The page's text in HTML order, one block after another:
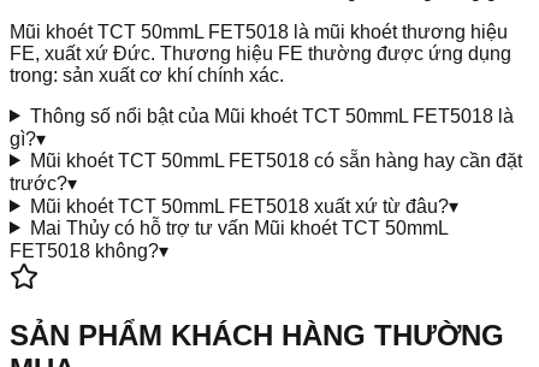
Mũi khoét TCT 50mmL FET5018 là mũi khoét thương hiệu
FE, xuất xứ Đức. Thương hiệu FE thường được ứng dụng
trong: sản xuất cơ khí chính xác.
Thông số nổi bật của Mũi khoét TCT 50mmL FET5018 là
gì?▾
Mũi khoét TCT 50mmL FET5018 có sẵn hàng hay cần đặt
trước?▾
Mũi khoét TCT 50mmL FET5018 xuất xứ từ đâu?▾
Mai Thủy có hỗ trợ tư vấn Mũi khoét TCT 50mmL
FET5018 không?▾
SẢN PHẨM KHÁCH HÀNG THƯỜNG